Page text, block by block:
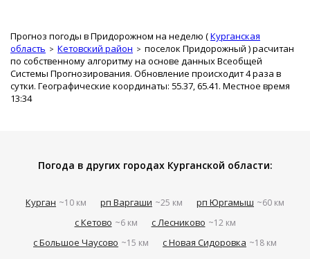
Прогноз погоды в Придорожном на неделю (Курганская
область
Кетовский район поселок Придорожный ) расчитан
по собственному алгоритму на основе данных Всеобщей
Системы Прогнозирования. Обновление происходит 4 раза в
сутки. Географические координаты: 55.37, 65.41. Местное время
13:34
Погода в других городах Курганской области:
Курган ~10 км рп Варгаши ~25 км рп Юргамыш ~60 км
с Кетово ~6 км с Лесниково ~12 км
с Большое Чаусово ~15 км с Новая Сидоровка ~18 км